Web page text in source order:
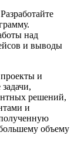
над
и выводы
и
решений,
и
объему